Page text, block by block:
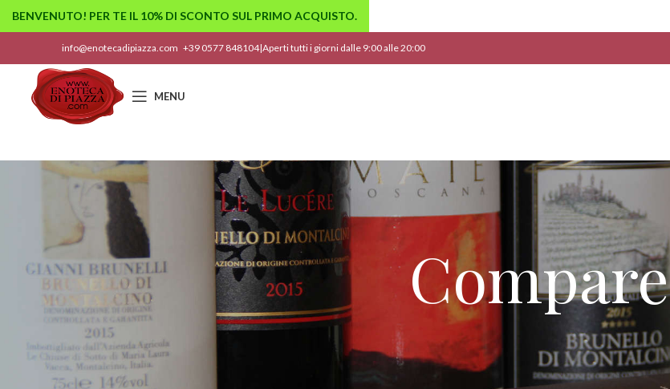
info@enotecadipiazza.com +39 0577 848104|Aperti tutti i giorni dalle 9:00 alle 20:00
MENU
Compare
BENVENUTO! PER TE IL 10% DI SCONTO SUL PRIMO ACQUISTO.